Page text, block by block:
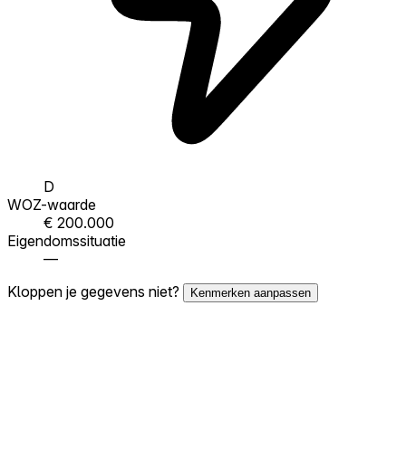
D
WOZ-waarde
€ 200.000
Eigendomssituatie
—
Kloppen je gegevens niet?
Kenmerken aanpassen